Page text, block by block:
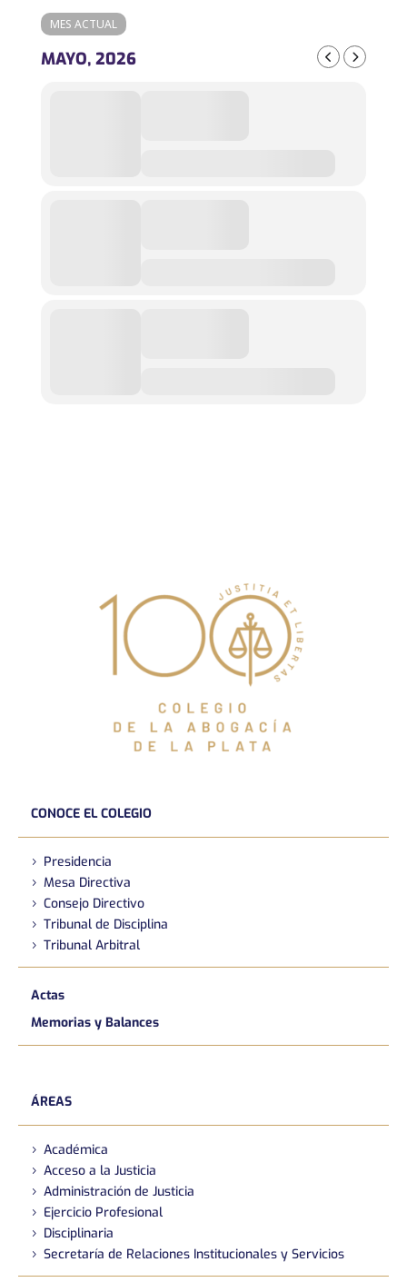
MES ACTUAL
MAYO, 2026
CONOCE EL COLEGIO
Presidencia
Mesa Directiva
Consejo Directivo
Tribunal de Disciplina
Tribunal Arbitral
Actas
Memorias y Balances
ÁREAS
Académica
Acceso a la Justicia
Administración de Justicia
Ejercicio Profesional
Disciplinaria
Secretaría de Relaciones Institucionales y Servicios